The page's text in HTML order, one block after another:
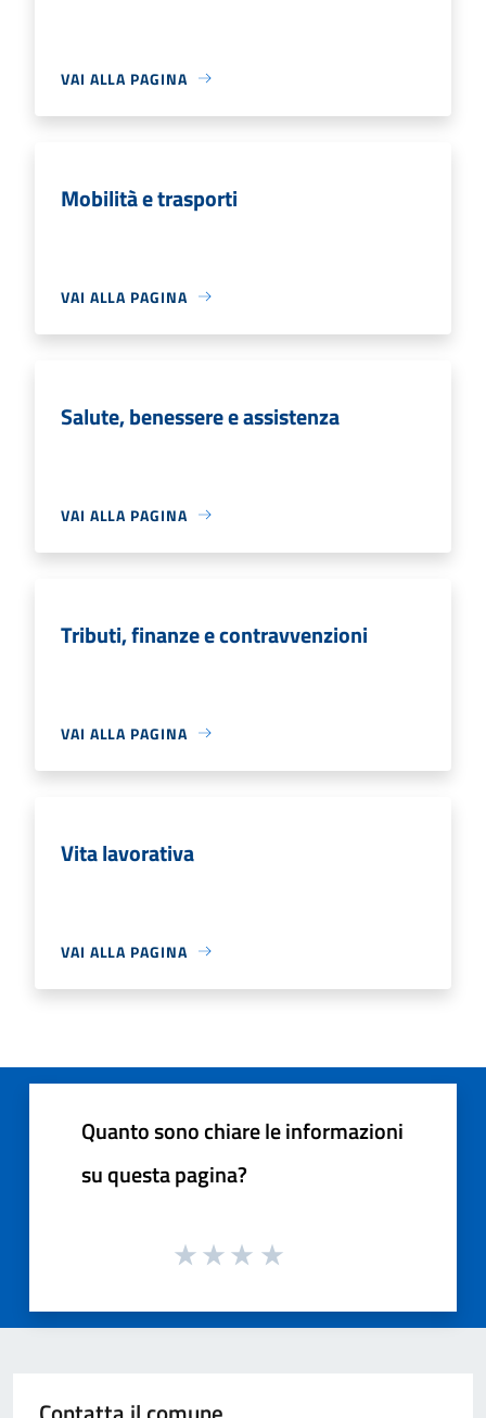
VAI ALLA PAGINA
Mobilità e trasporti
VAI ALLA PAGINA
Salute, benessere e assistenza
VAI ALLA PAGINA
Tributi, finanze e contravvenzioni
VAI ALLA PAGINA
Vita lavorativa
VAI ALLA PAGINA
Quanto sono chiare le informazioni
su questa pagina?